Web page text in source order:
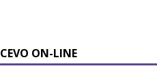
ON-LINE